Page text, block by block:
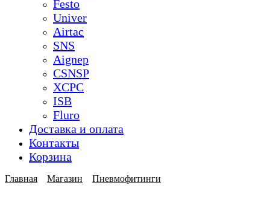
Festo
Univer
Airtac
SNS
Aignep
CSNSP
XCPC
ISB
Fluro
Доставка и оплата
Контакты
Корзина
Главная Магазин Пневмофитинги